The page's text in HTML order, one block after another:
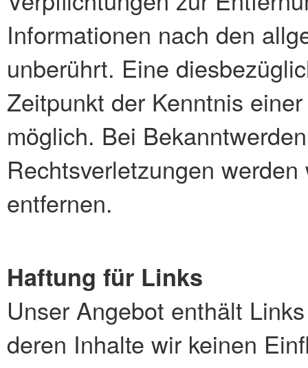
Informationen nach den
unberührt. Eine
Zeitpunkt der Kenntnis
möglich. Bei
Rechtsverletzungen
entfernen.
Haftung für Links
Unser Angebot enthält
deren Inhalte wir keinen